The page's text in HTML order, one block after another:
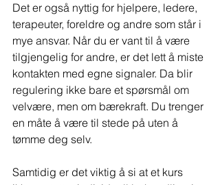
Det er også nyttig for hjelpere, ledere,
terapeuter, foreldre og andre som står i
mye ansvar. Når du er vant til å være
tilgjengelig for andre, er det lett å miste
kontakten med egne signaler. Da blir
regulering ikke bare et spørsmål om
velvære, men om bærekraft. Du trenger
en måte å være til stede på uten å
tømme deg selv.
Samtidig er det viktig å si at et kurs